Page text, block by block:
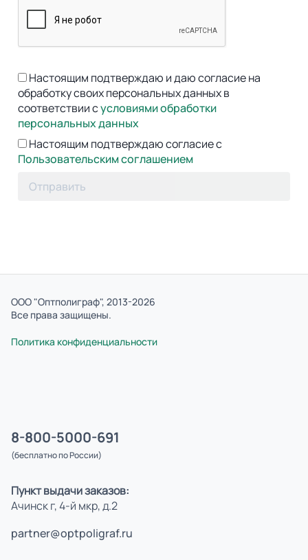
Настоящим подтверждаю и даю согласие на
обработку своих персональных данных в
соответствии сусловиями обработки
персональных данных
Настоящим подтверждаю согласие с
Пользовательским соглашением
Отправить
ООО "Оптполиграф", 2013-2026
Все права защищены.
Политика конфиденциальности
8-800-5000-691
(бесплатно по России)
Пункт выдачи заказов:
Ачинск г, 4-й мкр, д.2
partner@optpoligraf.ru